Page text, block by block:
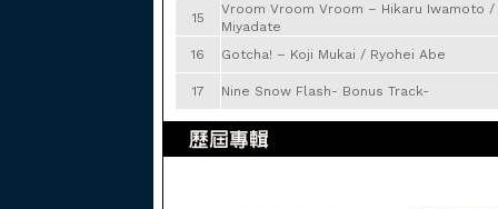
15
Vroom Vroom Vroom – Hikaru Iwamoto /
Miyadate
16
Gotcha! – Koji Mukai / Ryohei Abe
17 Nine Snow Flash- Bonus Track-